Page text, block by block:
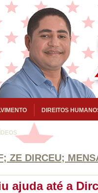
DIREITOS
ZE DIRCEU;
ajuda até a